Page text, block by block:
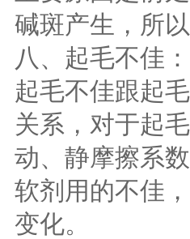
碱斑产生，所
八、起毛不佳：
起毛不佳跟起
关系，对于起
动、静摩擦系
软剂用的不佳
变化。